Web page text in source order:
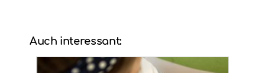
Auch interessant: